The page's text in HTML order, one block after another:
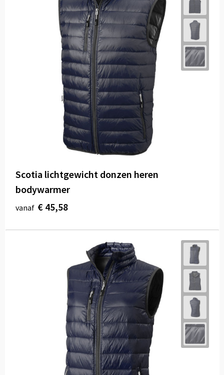
Scotia lichtgewicht donzen heren
bodywarmer
vanaf € 45,58